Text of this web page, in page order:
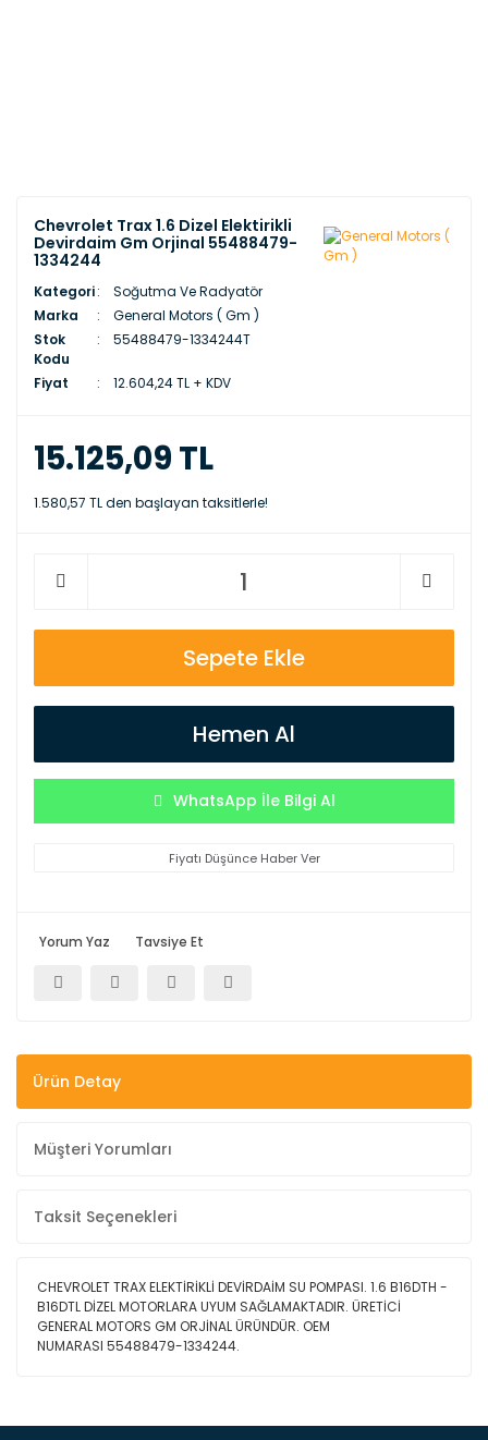
Chevrolet Trax 1.6 Dizel Elektirikli
Devirdaim Gm Orjinal 55488479-
1334244
Kategori
Soğutma Ve Radyatör
Marka
General Motors ( Gm )
Stok
Kodu
55488479-1334244T
Fiyat 12.604,24 TL + KDV
15.125,09 TL
1.580,57 TL den başlayan taksitlerle!
Sepete Ekle
Hemen Al
WhatsApp İle Bilgi Al
Fiyatı Düşünce Haber Ver
Yorum Yaz Tavsiye Et
Ürün Detay
Müşteri Yorumları
Taksit Seçenekleri
CHEVROLET TRAX ELEKTİRİKLİ DEVİRDAİM SU POMPASI. 1.6 B16DTH -
B16DTL DİZEL MOTORLARA UYUM SAĞLAMAKTADIR. ÜRETİCİ
GENERAL MOTORS GM ORJİNAL ÜRÜNDÜR. OEM
NUMARASI 55488479-1334244.